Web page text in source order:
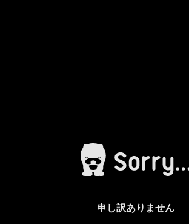
申し訳ありません